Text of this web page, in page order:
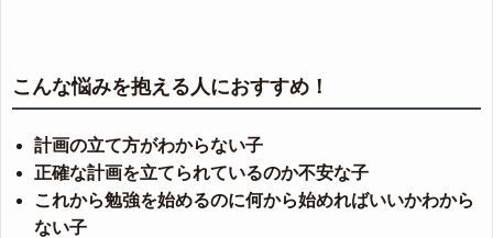
こんな悩みを抱える人におすすめ！
計画の立て方がわからない子
正確な計画を立てられているのか不安な子
これから勉強を始めるのに何から始めればいいかわから
ない子